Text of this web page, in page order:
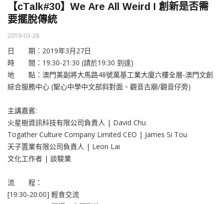
【cTalk#30】We Are All Weird I 創新是否需
要擺脫傳統
2019-03-28
日 期：2019年3月27日
時 間：19:30-21:30 (請於19:30 到達)
地 點：澳門美副將大馬路48號萬基工業大廈六樓全層-澳門文創
綜合服務中心 (聖心中學中文部斜對面、觀音古廟/觀音仔旁)
主講嘉賓:
火星樹資訊科技有限公司負責人 | David Chu
Togather Culture Company Limited CEO | James Si Tou
天子置業有限公司負責人 | Leon Lai
文化工作者 | 談駿業
流 程：
[19:30-20:00] 輕食交流